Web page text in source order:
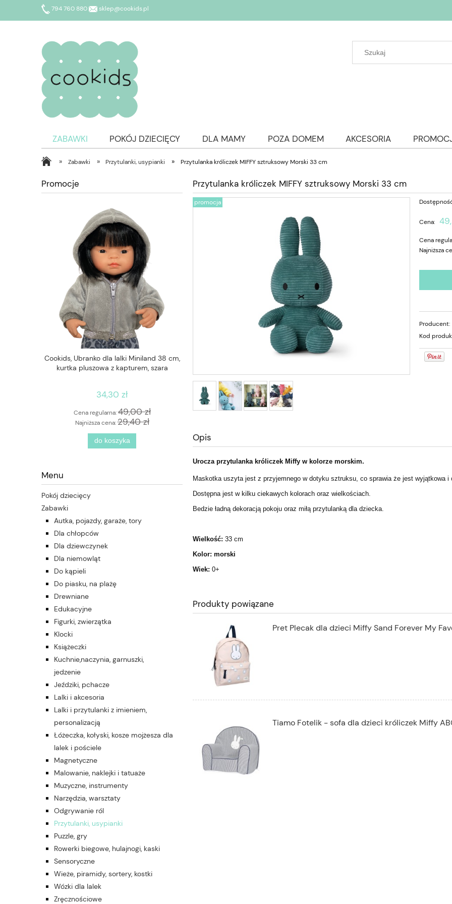
794 760 880 sklep@cookids.pl
ZABAWKI POKÓJ DZIECIĘCY DLA MAMY POZA DOMEM AKCESORIA
» Zabawki » Przytulanki, usypianki » Przytulanka króliczek MIFFY sztruksowy Morski 33 cm
Promocje
Cookids, Ubranko dla lalki Miniland 38 cm,
kurtka pluszowa z kapturem, szara
34,30 zł
Cena regularna:49,00 zł
Najniższa cena:29,40 zł
do koszyka
JABADABADO Drewniane owoce do
26,70 zł
Cena regularna:89,00 zł
Loulou LOLLIPOP Gryzak silikonowy
Menu
Pokój dziecięcy
Zabawki
Autka, pojazdy, garaże, tory
Dla chłopców
Dla dziewczynek
Dla niemowląt
Do kąpieli
Do piasku, na plażę
Drewniane
Edukacyjne
Figurki, zwierzątka
Klocki
Książeczki
Kuchnie,naczynia, garnuszki,
jedzenie
Jeździki, pchacze
Lalki i akcesoria
Lalki i przytulanki z imieniem,
personalizacją
Łóżeczka, kołyski, kosze mojżesza dla
lalek i pościele
Magnetyczne
Malowanie, naklejki i tatuaże
Muzyczne, instrumenty
Narzędzia, warsztaty
Odgrywanie ról
Przytulanki, usypianki
Puzzle, gry
Rowerki biegowe, hulajnogi, kaski
Sensoryczne
Wieże, piramidy, sortery, kostki
Wózki dla lalek
Zręcznościowe
Przytulanka króliczek MIFFY sztruksowy Morski 33 cm
promocja
Cena:
Cena
Najniższa
Producent:
Kod
Opis
Urocza przytulanka króliczek Miffy w kolorze morskim.
Maskotka uszyta jest z przyjemnego w dotyku sztruksu, co sprawia że jest wyjątkowa i
Dostępna jest w kilku ciekawych kolorach oraz wielkościach.
Bedzie ładną dekoracją pokoju oraz miłą przytulanką dla dziecka.
Wielkość: 33 cm
Kolor: morski
Wiek: 0+
Produkty powiązane
Pret Plecak dla dzieci Miffy Sand Forever My
Tiamo Fotelik - sofa dla dzieci króliczek Miffy